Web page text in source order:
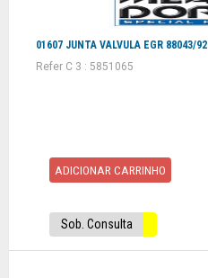
01607 JUNTA VALVULA EGR 88043/92
Refer C 3 : 5851065
ADICIONAR CARRINHO
Sob. Consulta